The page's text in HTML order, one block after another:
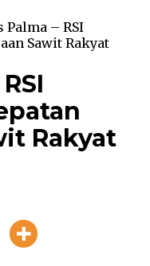
Palma – RSI
Sawit Rakyat
Rakyat